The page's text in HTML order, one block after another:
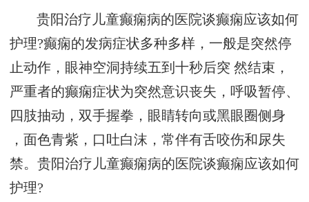
贵阳治疗儿童癫痫病的医院谈癫痫应该如何
护理?癫痫的发病症状多种多样，一般是突然停
止动作，眼神空洞持续五到十秒后突 然结束，
严重者的癫痫症状为突然意识丧失，呼吸暂停、
四肢抽动，双手握拳，眼睛转向或黑眼圈侧身
，面色青紫，口吐白沫，常伴有舌咬伤和尿失
禁。贵阳治疗儿童癫痫病的医院谈癫痫应该如何
护理?